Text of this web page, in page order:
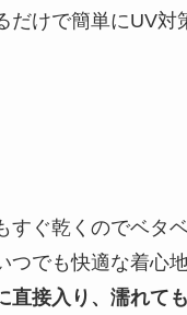
だけで簡単にUV対
すぐ乾くのでベタ
つでも快適な着心
直接入り、濡れて